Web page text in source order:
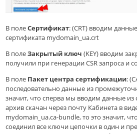
В полеСертификат: (CRT) вводим
сертификата mydomain_ua.crt
В полеЗакрытый ключ (KEY) вводим
получили при генерации CSR запроса и
В поле Пакет центра сертификации:
последовательно данные из
значит, что сперва мы вводим данные из
архив скачан через почту Кабинета в
mydomain_ua.ca-bundle, то это значит,
соединил все ключи цепочки в один и